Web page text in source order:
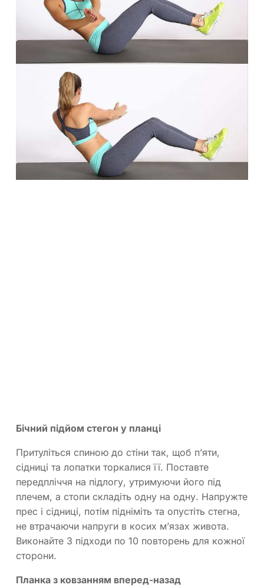
Бічний підйом стегон у планці
Притуліться спиною до стіни так, щоб п’яти,
сідниці та лопатки торкалися її. Поставте
передпліччя на підлогу, утримуючи його під
плечем, а стопи складіть одну на одну. Напружте
прес і сідниці, потім підніміть та опустіть стегна,
не втрачаючи напруги в косих м’язах живота.
Виконайте 3 підходи по 10 повторень для кожної
сторони.
Планка з ковзанням вперед-назад